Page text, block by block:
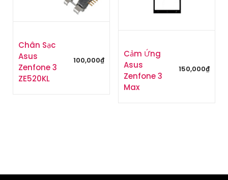
Chân Sạc
Asus
Zenfone 3
ZE520KL
100,000₫
Cảm Ứng
Asus
Zenfone 3
Max
150,000₫